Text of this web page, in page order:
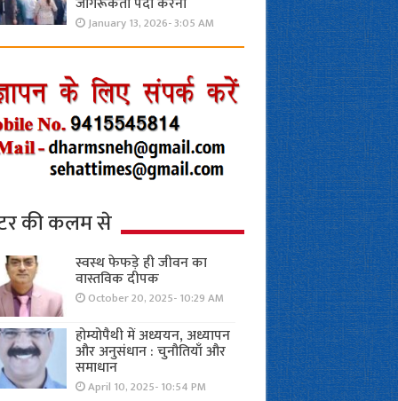
January 13, 2026- 3:05 AM
की कलम से
स्वस्थ फेफड़े ही जीवन का
वास्तविक दीपक
October 20, 2025- 10:29 AM
होम्योपैथी में अध्ययन, अध्यापन
और अनुसंधान : चुनौतियाँ और
समाधान
April 10, 2025- 10:54 PM